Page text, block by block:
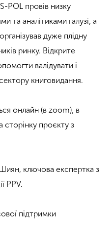
POL провів низку
та аналітиками галузі, а
дуже плідну
ринку. Відкрите
валідувати і
книговидання.
онлайн (в zoom), в
сторінку проєкту з
ключова експертка з
PPV.
підтримки